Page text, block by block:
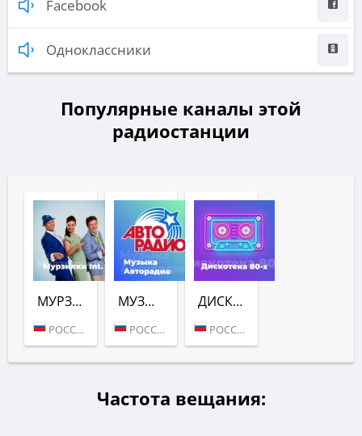
Facebook
Одноклассники
Популярные каналы этой
радиостанции
МУРЗИЛКИ INT. (АВТОРАДИО)
РОССИЯ (МОСКВА)
МУЗЫКА (АВТОРАДИО)
РОССИЯ (МОСКВА)
ДИСКОТЕКА 80-Х (АВТОРАДИО)
РОССИЯ (МОСКВА)
Частота вещания: